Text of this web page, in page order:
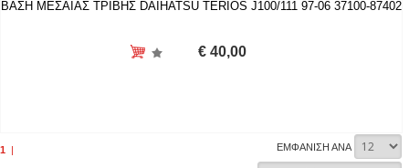
ΒΑΣΗ ΜΕΣΑΙΑΣ ΤΡΙΒΗΣ DAIHATSU TERIOS J100/111 97-06 37100-87402
€ 40,00
1 | ΕΜΦΑΝΙΣΗ ΑΝΑ